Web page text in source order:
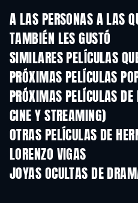
A LAS PERSONAS A LAS
TAMBIÉN LES GUSTÓ
SIMILARES PELÍCULAS
PRÓXIMAS PELÍCULAS
PRÓXIMAS PELÍCULAS DE
CINE Y STREAMING)
OTRAS PELÍCULAS DE
LORENZO VIGAS
JOYAS OCULTAS DE
TV